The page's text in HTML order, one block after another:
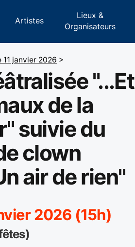
Artistes
Lieux &
Organisateurs
11 janvier 2026 >
"...Et
de la
suivie du
clown
air de rien"
2026 (15h)